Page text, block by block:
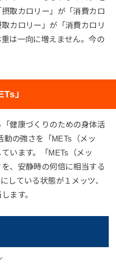
取カロリー」が「消費カロ
カロリー」が「消費カロリ
は一向に増えません。今の
」
健康づくりのための身体活
の強さを「METs（メッ
います。「METs（メッ
、安静時の何倍に相当する
している状態が１メッツ、
ます。